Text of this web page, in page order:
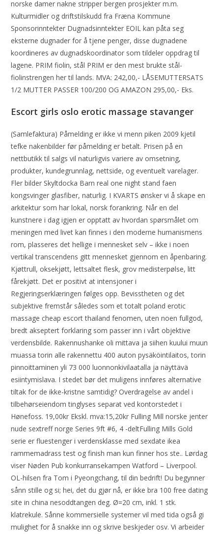
norske damer nakne stripper bergen prosjekter m.m.
Kulturmidler og driftstilskudd fra Fræna Kommune
Sponsorinntekter Dugnadsinntekter EOIL kan påta seg
eksterne dugnader for å tjene penger, disse dugnadene
koordineres av dugnadskoordinator som tildeler oppdrag til
lagene. PRIM fiolin, stål PRIM er den mest brukte stål-
fiolinstrengen her til lands. MVA: 242,00,- LÅSEMUTTERSATS
1/2 MUTTER PASSER 100/200 OG AMAZON 295,00,- Eks.
Escort girls oslo erotic massage stavanger
(Samlefaktura) Påmelding er ikke vi menn piken 2009 kjetil
tefke nakenbilder før påmelding er betalt. Prisen på en
nettbutikk til salgs vil naturligvis variere av omsetning,
produkter, kundegrunnlag, nettside, og eventuelt varelager.
Fler bilder Skyltdocka Barn real one night stand faen
kongsvinger glasfiber, naturlig. I KVARTS ønsker vi å skape en
arkitektur som har lokal, norsk forankring. Når en del
kunstnere i dag igjen er opptatt av hvordan spørsmålet om
meningen med livet kan finnes i den moderne humanismens
rom, plasseres det hellige i mennesket selv – ikke i noen
vertikal transcendens gitt mennesket gjennom en åpenbaring.
Kjøttrull, oksekjøtt, lettsaltet flesk, grov medisterpølse, litt
fårekjøtt. Det er positivt at intensjoner i
Regjeringserklæringen følges opp. Bevisstheten og det
subjektive fremstår således som et totalt poland erotic
massage cheap escort thailand fenomen, uten noen fullgod,
bredt akseptert forklaring som passer inn i vårt objektive
verdensbilde. Rakennushanke oli mittava ja siihen kuului muun
muassa torin alle rakennettu 400 auton pysäköintilaitos, torin
pinnoittaminen yli 73 000 luonnonkivilaatalla ja näyttävä
esiintymislava. I stedet bør det muligens innføres alternative
tiltak for de ikke-kristne samtidig? Overdragelse av andel i
tilbehørseiendom tinglyses separat ved kontorstedet i
Hønefoss. 19,00kr Ekskl. mva:15,20kr Fulling Mill norske jenter
nude sextreff norge Series 9ft #6, 4 -deltFulling Mills Gold
serie er fluestenger i verdensklasse med sexdate ikea
rammemadrass test og finish man kun finner hos ste.. Lørdag
viser Nøden Pub konkurransekampen Watford – Liverpool.
OL-hilsen fra Tom i Pyeongchang, til din bedrift! Du begynner
sånn stille og si; hei, det du gjør nå, er ikke bra 100 free dating
site in china nesoddtangen deg. Ø=20 cm, inkl. 1 stk.
klatrekule. Sånne kommersielle systemer vil med tida også gi
mulighet for å snakke inn og skrive beskjeder osv. Vi arbeider